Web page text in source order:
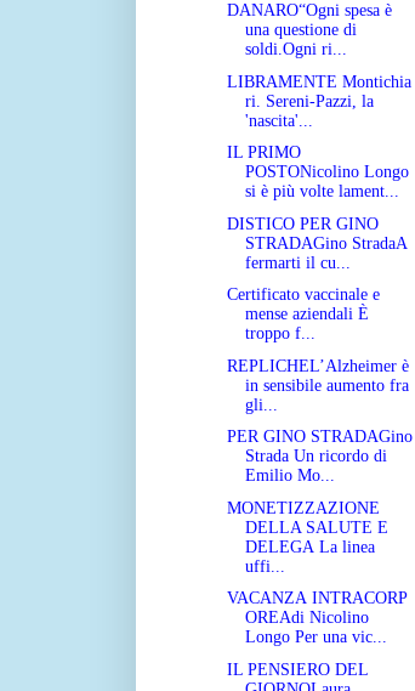
DANARO“Ogni spesa è
una questione di
soldi.Ogni ri...
LIBRAMENTE Montichia
ri. Sereni-Pazzi, la
'nascita'...
IL PRIMO
POSTONicolino Longo
si è più volte lament...
DISTICO PER GINO
STRADAGino StradaA
fermarti il cu...
Certificato vaccinale e
mense aziendali È
troppo f...
REPLICHEL’Alzheimer è
in sensibile aumento fra
gli...
PER GINO STRADAGino
Strada Un ricordo di
Emilio Mo...
MONETIZZAZIONE
DELLA SALUTE E
DELEGA La linea
uffi...
VACANZA INTRACORP
OREAdi Nicolino
Longo Per una vic...
IL PENSIERO DEL